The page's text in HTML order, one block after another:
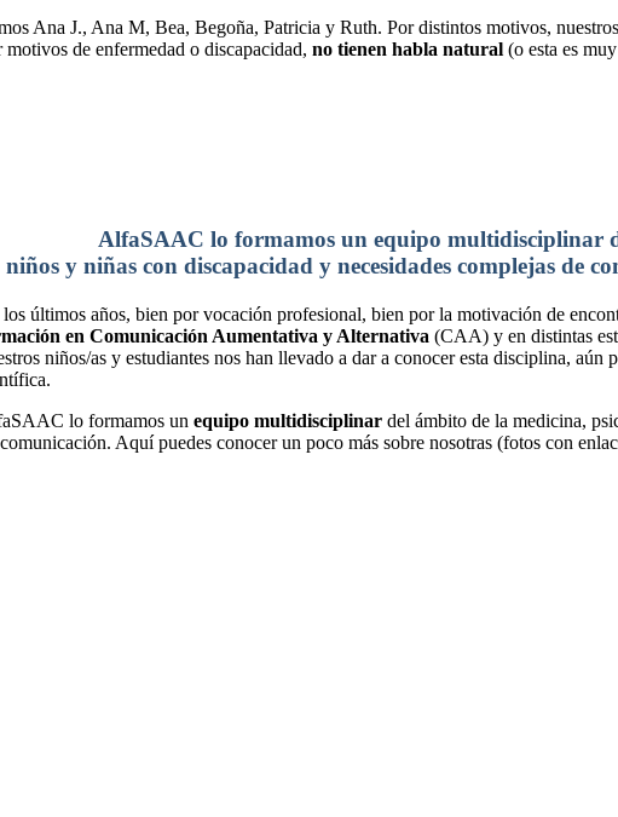
Ana J., Ana M, Bea, Begoña, Patricia y Ruth. Por distintos motivos,
motivos de enfermedad o discapacidad,no tienen habla natural (o esta es
AlfaSAAC lo formamos un equipo multidisciplinar
niños y niñas con discapacidad y necesidades complejas de
últimos años, bien por vocación profesional, bien por la motivación de
en Comunicación Aumentativa y Alternativa (CAA) y en distintas
niños/as y estudiantes nos han llevado a dar a conocer esta disciplina,
lo formamos unequipo multidisciplinar del ámbito de la medicina,
Aquí puedes conocer un poco más sobre nosotras (fotos con